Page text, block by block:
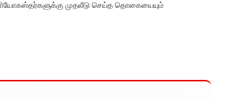
முதலீடு செய்த தொகையையும்